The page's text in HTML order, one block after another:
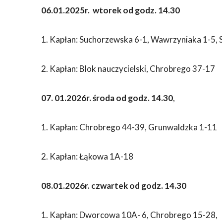
06.01.2025r. wtorek od godz. 14.30
1. Kapłan: Suchorzewska 6-1, Wawrzyniaka 1-5,
2. Kapłan: Blok nauczycielski, Chrobrego 37-17
07. 01.2026r. środa od godz. 14.30,
1. Kapłan: Chrobrego 44-39, Grunwaldzka 1-11
2. Kapłan: Łąkowa 1A-18
08.01.2026r. czwartek od godz. 14.30
1. Kapłan: Dworcowa 10A- 6, Chrobrego 15-28,